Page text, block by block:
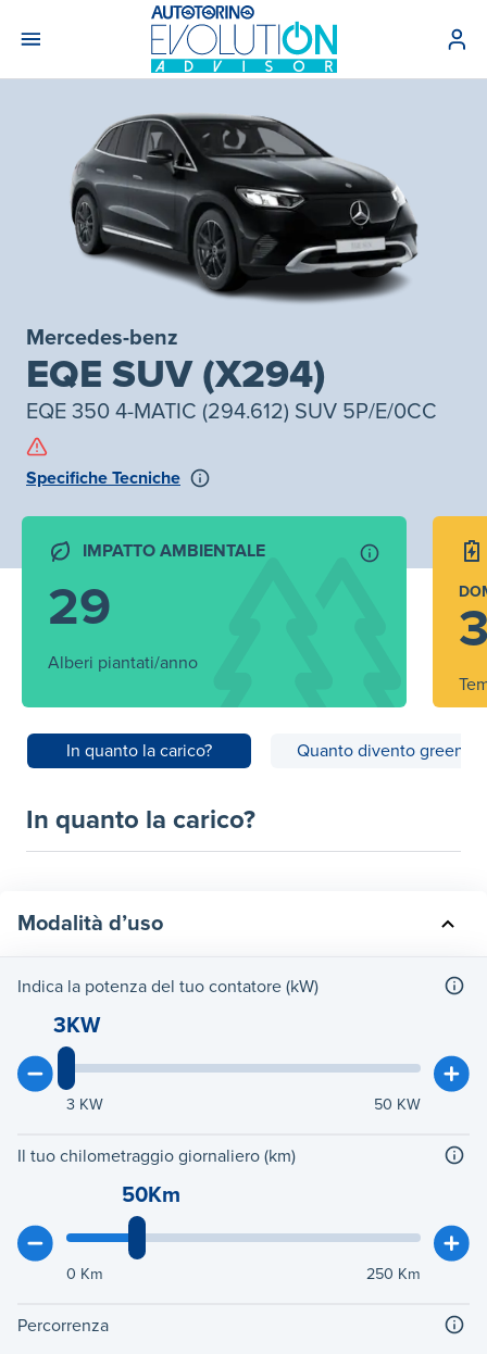
Mercedes-benz
EQE SUV (X294)
EQE 350 4-MATIC (294.612) SUV 5P/E/0CC
Specifiche Tecniche
IMPATTO AMBIENTALE
29
Alberi piantati/anno
In quanto la carico? Quanto divento green?
In quanto la carico?
Modalità d’uso
Indica la potenza del tuo contatore (kW)
3KW
3 KW 50 KW
Il tuo chilometraggio giornaliero (km)
50Km
0 Km 250 Km
Percorrenza